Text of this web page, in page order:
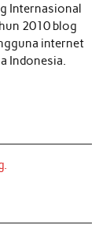
Internasional
2010 blog
internet
Indonesia.